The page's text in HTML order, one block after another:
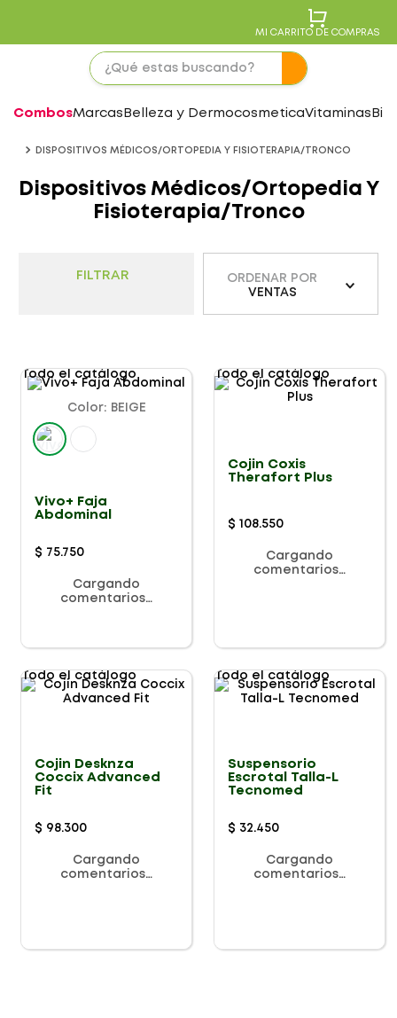
MI CARRITO DE COMPRAS
CombosMarcas Belleza y DermocosmeticaVitaminas
DISPOSITIVOS MÉDICOS/ORTOPEDIA Y FISIOTERAPIA/TRONCO
Dispositivos Médicos/Ortopedia Y
Fisioterapia/Tronco
FILTRAR
ORDENAR POR
VENTAS
Todo el catálogo
Color: BEIGE
Vivo+ Faja
Abdominal
$ 75.750
Cargando
comentarios…
Todo el catálogo
Cojin Coxis
Therafort Plus
$ 108.550
Cargando
comentarios…
Todo el catálogo
Cojin Desknza
Coccix Advanced
Fit
$ 98.300
Cargando
comentarios…
Todo el catálogo
Suspensorio
Escrotal Talla-L
Tecnomed
$ 32.450
Cargando
comentarios…